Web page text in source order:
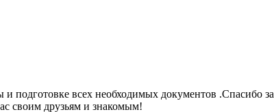
подготовке всех необходимых документов .Спасибо за
своим друзьям и знакомым!